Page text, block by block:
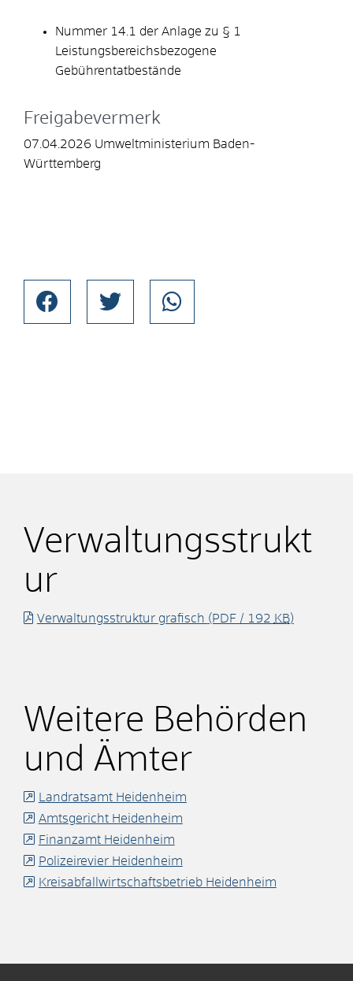
Nummer 14.1 der Anlage zu § 1
Leistungsbereichsbezogene
Gebührentatbestände
Freigabevermerk
07.04.2026 Umweltministerium Baden-
Württemberg
Verwaltungsstrukt
ur
Verwaltungsstruktur grafisch (PDF / 192 KB)
Weitere Behörden
und Ämter
Landratsamt Heidenheim
Amtsgericht Heidenheim
Finanzamt Heidenheim
Polizeirevier Heidenheim
Kreisabfallwirtschaftsbetrieb Heidenheim